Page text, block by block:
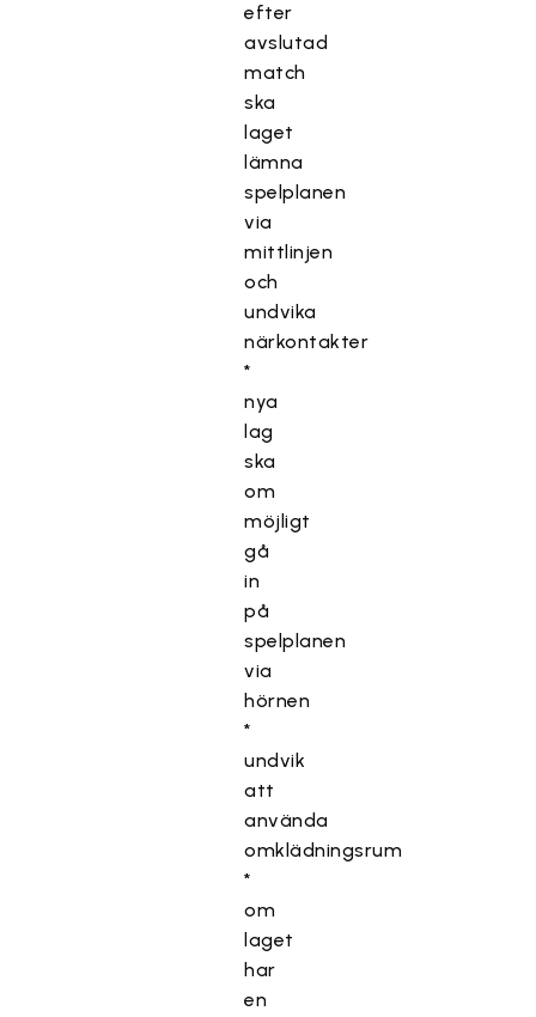
efter
avslutad
match
ska
laget
lämna
spelplanen
via
mittlinjen
och
undvika
närkontakter
*
nya
lag
ska
om
möjligt
gå
in
på
spelplanen
via
hörnen
*
undvik
att
använda
omklädningsrum
*
om
laget
har
en